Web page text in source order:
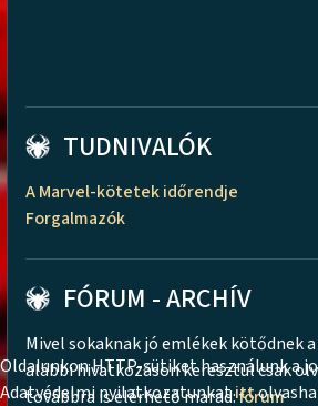
TUDNIVALÓK
A Marvel-kötetek időrendje
Forgalmazók
FÓRUM - ARCHÍV
Mivel sokaknak jó emlékek kötődnek
alábbi hivatkozáson keresztül csak
továbbra is elérhető marad:fórum
Oldalunkon HTTP-sütiket használunk a
Adatvédelmi nyilatkozatunkatitt